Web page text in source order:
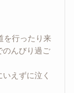
を行ったり来
のんびり過ご
えずに泣く